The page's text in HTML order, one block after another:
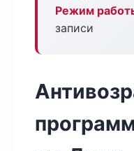
Режим
записи